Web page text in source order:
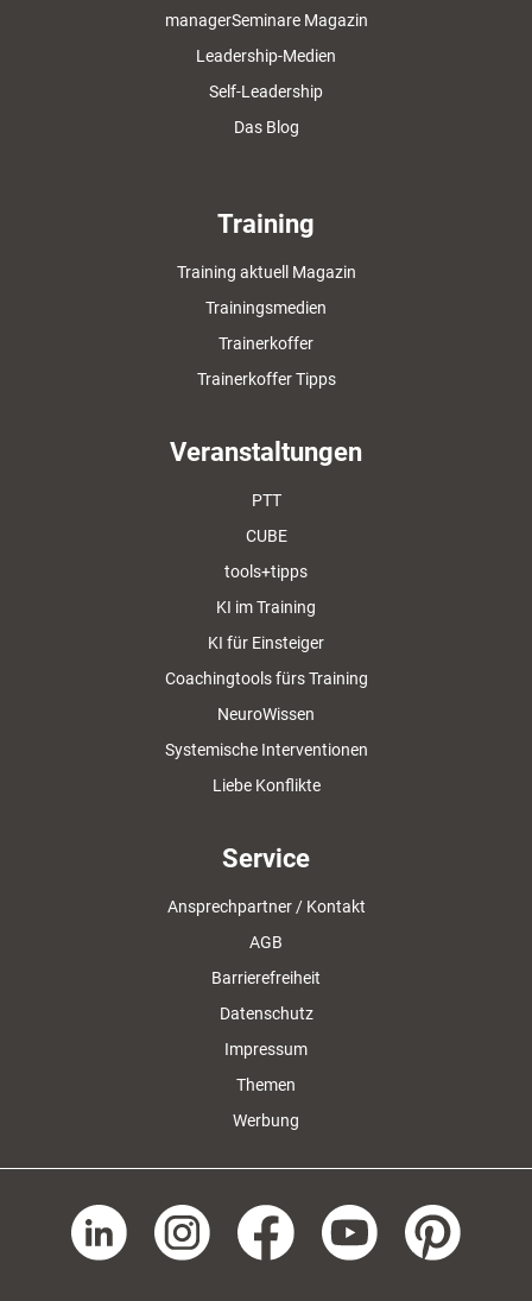
managerSeminare Magazin
Leadership-Medien
Self-Leadership
Das Blog
Training
Training aktuell Magazin
Trainingsmedien
Trainerkoffer
Trainerkoffer Tipps
Veranstaltungen
PTT
CUBE
tools+tipps
KI im Training
KI für Einsteiger
Coachingtools fürs Training
NeuroWissen
Systemische Interventionen
Liebe Konflikte
Service
Ansprechpartner / Kontakt
AGB
Barrierefreiheit
Datenschutz
Impressum
Themen
Werbung